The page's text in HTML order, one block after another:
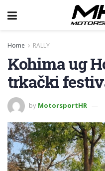
Home RALLY
Kohima ug
trkački
by MotorsportHR